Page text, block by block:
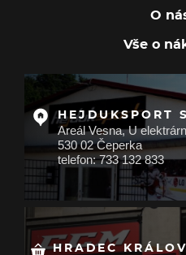
O
Vše o
HEJDUKSPORT
Areál Vesna, U
530 02 Čeperka
telefon: 733 132 833
HRADEC